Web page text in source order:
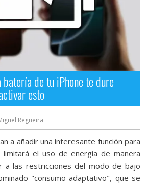
de tu iPhone te dure
esto
Regueira
a añadir una interesante función para
el uso de energía de manera
a las restricciones del modo de bajo
"consumo adaptativo", que se